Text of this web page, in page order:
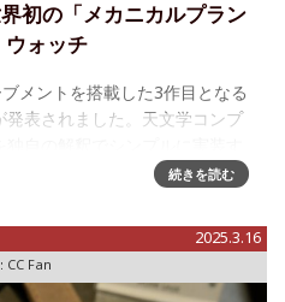
初の「メカニカルプラン
ウォッチ
メントを搭載した3作目となる
表されました。天文学コンプ
メカニカルプランナー」を搭載
続きを読む
2025.3.16
CC Fan